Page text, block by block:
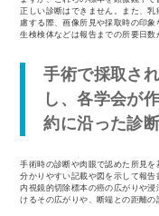
正しい診断はできません。また、
慮する際、画像所見や採取時の印
生検検体などは報告までの所要日数
手術で採取さ
し、各学会が
約に沿った診
手術時の診断や肉眼で認めた所見
分かりやすい記載や図を示して報
内視鏡的切除標本の癌の広がりや
けるその広がりや、断端との距離の